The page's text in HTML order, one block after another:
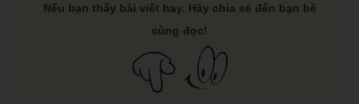
Nếu bạn thấy bài viết hay. Hãy chia sẻ đến bạn bè
cùng đọc!